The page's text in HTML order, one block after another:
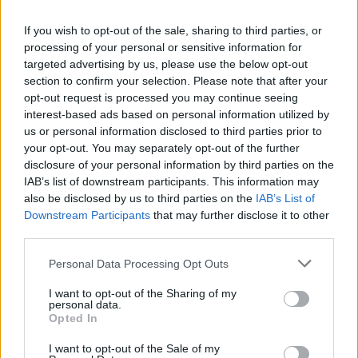
If you wish to opt-out of the sale, sharing to third parties, or
processing of your personal or sensitive information for
targeted advertising by us, please use the below opt-out
section to confirm your selection. Please note that after your
opt-out request is processed you may continue seeing
interest-based ads based on personal information utilized by
us or personal information disclosed to third parties prior to
your opt-out. You may separately opt-out of the further
disclosure of your personal information by third parties on the
IAB’s list of downstream participants. This information may
also be disclosed by us to third parties on the IAB’s List of
Downstream Participants that may further disclose it to other
Personal Data Processing Opt Outs
I want to opt-out of the Sharing of my
personal data.
Opted In
I want to opt-out of the Sale of my
griežtos priemonės Vengrijoje: turistai įtūžę
Žinios Pasaulis
00:04:00
Kuprines pasvėrę specialistai įspėja apie pavojingą
įprotį: tą daro daugiau nei pusė pradinukų
Žinios | Lietuvos diena
Visi įrašai
Žiūrimiausi įrašai
00:00:30
Vaizdai iš tragiškos avarijos Vilniaus r.: dviejų moterų ir